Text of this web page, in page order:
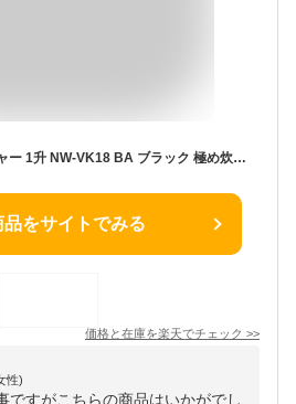
【公式店】象印 IH炊飯ジャー 1升 NW-VK18 BA ブラック 極め炊き 豪熱沸とうIH 白米炊き分け3コース うるつや保温 大容量炊飯器 白米 玄米 無洗米 早炊き ご飯 家族向け コンパクト 立つしゃもじ
品をサイトでみる
価格と在庫を楽天でチェック >>
性)
ですがこちらの商品はいかがでし